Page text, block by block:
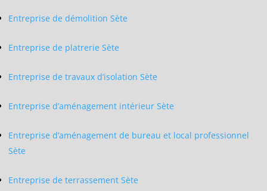
Entreprise de démolition Sète
Entreprise de platrerie Sète
Entreprise de travaux d’isolation Sète
Entreprise d’aménagement intérieur Sète
Entreprise d’aménagement de bureau et local professionnel
Sète
Entreprise de terrassement Sète